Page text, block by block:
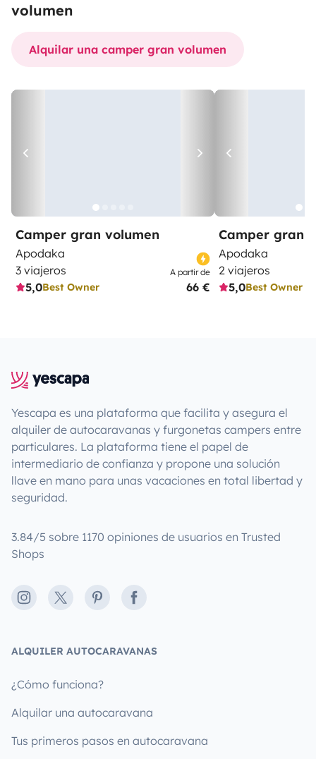
volumen
Alquilar una camper gran volumen
Camper gran volumen
Apodaka
3 viajeros
5,0Best Owner
A partir de
66 €
Camper gran
Apodaka
2 viajeros
5,0Best Owner
Yescapa es una plataforma que facilita y asegura el
alquiler de autocaravanas y furgonetas campers entre
particulares. La plataforma tiene el papel de
intermediario de confianza y propone una solución
llave en mano para unas vacaciones en total libertad y
seguridad.
3.84/5 sobre 1170 opiniones de usuarios en Trusted
Shops
Instagram
X PinterestFacebook
ALQUILER AUTOCARAVANAS
¿Cómo funciona?
Alquilar una autocaravana
Tus primeros pasos en autocaravana